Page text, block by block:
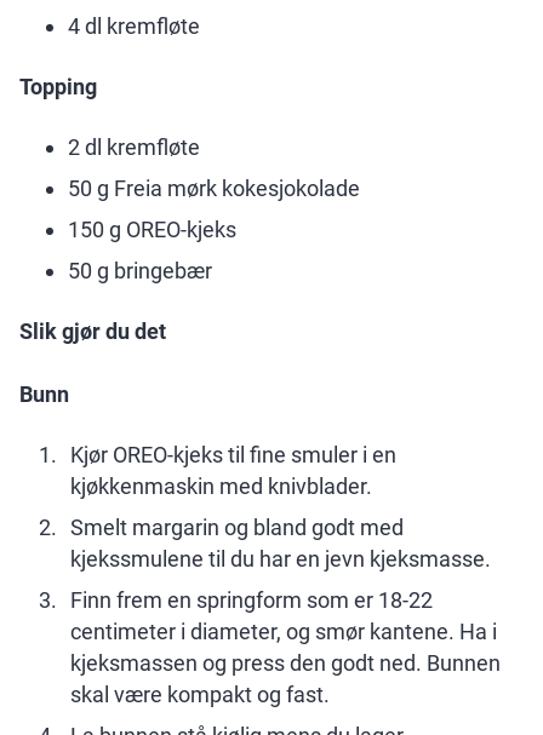
4 dl kremfløte
Topping
2 dl kremfløte
50 g Freia mørk kokesjokolade
150 g OREO-kjeks
50 g bringebær
Slik gjør du det
Bunn
Kjør OREO-kjeks til fine smuler i en
kjøkkenmaskin med knivblader.
Smelt margarin og bland godt med
kjekssmulene til du har en jevn kjeksmasse.
Finn frem en springform som er 18-22
centimeter i diameter, og smør kantene. Ha i
kjeksmassen og press den godt ned. Bunnen
skal være kompakt og fast.